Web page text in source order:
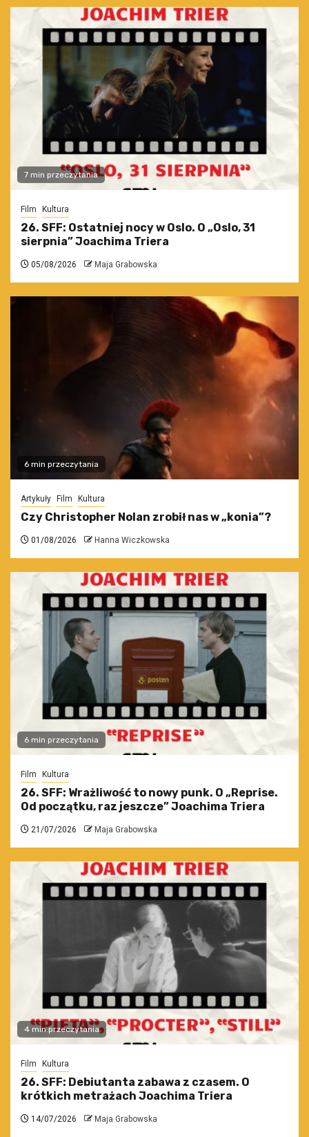
7 min przeczytania
Film Kultura
26. SFF: Ostatniej nocy w Oslo. O „Oslo, 31
sierpnia” Joachima Triera
05/08/2026 Maja Grabowska
6 min przeczytania
Artykuły Film Kultura
Czy Christopher Nolan zrobił nas w „konia”?
01/08/2026 Hanna Wiczkowska
6 min przeczytania
Film Kultura
26. SFF: Wrażliwość to nowy punk. O „Reprise.
Od początku, raz jeszcze” Joachima Triera
21/07/2026 Maja Grabowska
4 min przeczytania
Film Kultura
26. SFF: Debiutanta zabawa z czasem. O
krótkich metrażach Joachima Triera
14/07/2026 Maja Grabowska